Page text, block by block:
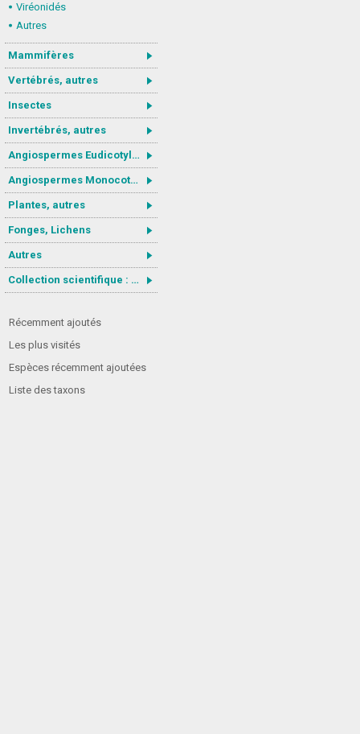
Viréonidés
Autres
Mammifères
Vertébrés, autres
Insectes
Invertébrés, autres
Angiospermes Eudicotylédones
Angiospermes Monocotylédones
Plantes, autres
Fonges, Lichens
Autres
Collection scientifique : Gastrotricha
Récemment ajoutés
Les plus visités
Espèces récemment ajoutées
Liste des taxons